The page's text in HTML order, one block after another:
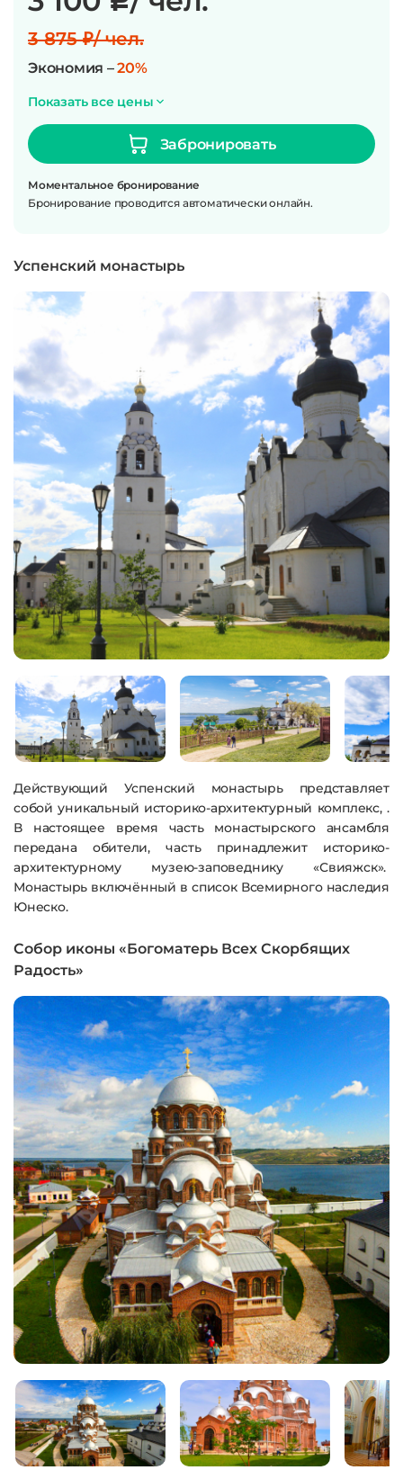
3 875 ₽/ чел.
Экономия –20%
Показать все цены
Забронировать
Моментальное бронирование
Бронирование проводится автоматически онлайн.
Успенский монастырь
Действующий Успенский монастырь представляет
собой уникальный историко-архитектурный комплекс, .
В настоящее время часть монастырского ансамбля
передана обители, часть принадлежит историко-
архитектурному музею-заповеднику «Свияжск».
Монастырь включённый в список Всемирного наследия
Юнеско.
Собор иконы «Богоматерь Всех Скорбящих
Радость»